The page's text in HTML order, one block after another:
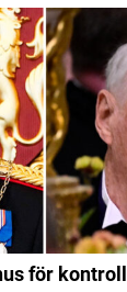
för kontroll